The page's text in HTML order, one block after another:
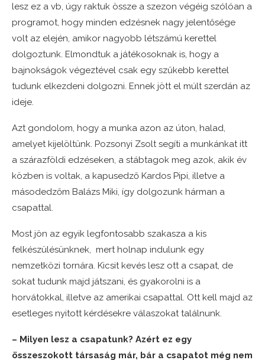
lesz ez a vb, úgy raktuk össze a szezon végéig szólóan a
programot, hogy minden edzésnek nagy jelentősége
volt az elején, amikor nagyobb létszámú kerettel
dolgoztunk. Elmondtuk a játékosoknak is, hogy a
bajnokságok végeztével csak egy szűkebb kerettel
tudunk elkezdeni dolgozni. Ennek jött el múlt szerdán az
ideje.
Azt gondolom, hogy a munka azon az úton, halad,
amelyet kijelöltünk. Pozsonyi Zsolt segíti a munkánkat itt
a szárazföldi edzéseken, a stábtagok meg azok, akik év
közben is voltak, a kapusedző Kardos Pipi, illetve a
másodedzőm Balázs Miki, így dolgozunk hárman a
csapattal.
Most jön az egyik legfontosabb szakasza a kis
felkészülésünknek, mert holnap indulunk egy
nemzetközi tornára. Kicsit kevés lesz ott a csapat, de
sokat tudunk majd játszani, és gyakorolni is a
horvátokkal, illetve az amerikai csapattal. Ott kell majd az
esetleges nyitott kérdésekre válaszokat találnunk.
– Milyen lesz a csapatunk? Azért ez egy
összeszokott társaság már, bár a csapatot még nem